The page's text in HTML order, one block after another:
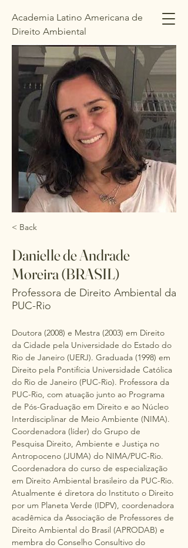
Academia Latino Americana de
Direito Ambiental
Academia Latinoamericana de
Derecho Ambiental
< Back
Danielle de Andrade
Moreira (BRASIL)
Professora de Direito Ambiental da
PUC-Rio
Doutora (2008) e Mestra (2003) em Direito
da Cidade pela Universidade do Estado do
Rio de Janeiro (UERJ). Graduada (1998) em
Direito pela Pontifícia Universidade Católica
do Rio de Janeiro (PUC-Rio). Professora da
PUC-Rio, com atuação junto ao Programa
de Pós-Graduação em Direito e ao Núcleo
Interdisciplinar de Meio Ambiente (NIMA).
Coordenadora (líder) do Grupo de
Pesquisa Direito, Ambiente e Justiça no
Antropoceno (JUMA) do NIMA/PUC-Rio.
Coordenadora do curso de especialização
em Direito Ambiental brasileiro da PUC-Rio.
Atualmente é diretora do Instituto o Direito
por um Planeta Verde (IDPV), coordenadora
acadêmica da Associação de Professores de
Direito Ambiental do Brasil (APRODAB) e
membra do Conselho Consultivo do